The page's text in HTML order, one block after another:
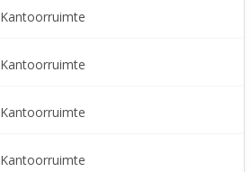
Kantoorruimte
Kantoorruimte
Kantoorruimte
Kantoorruimte